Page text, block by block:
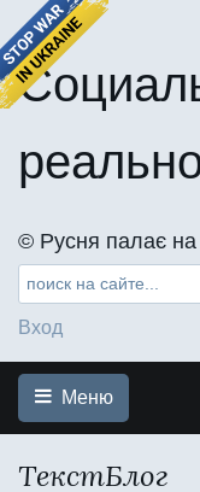
©️ Русня палає на
Вход
Меню
ТекстБлог